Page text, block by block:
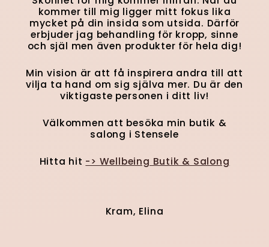
kommer till mig ligger mitt fokus lika
mycket på din insida som utsida. Därför
erbjuder jag behandling för kropp, sinne
och själ men även produkter för hela dig!
Min vision är att få inspirera andra till att
vilja ta hand om sig själva mer. Du är den
viktigaste personen i ditt liv!
Välkommen att besöka min butik &
salong i Stensele
Hitta hit -> Wellbeing Butik & Salong
Kram, Elina